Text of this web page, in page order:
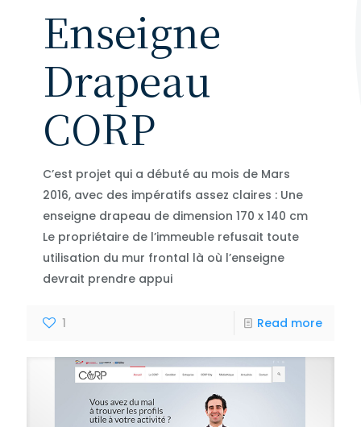
Enseigne
Drapeau
CORP
C’est projet qui a débuté au mois de Mars
2016, avec des impératifs assez claires : Une
enseigne drapeau de dimension 170 x 140 cm
Le propriétaire de l’immeuble refusait toute
utilisation du mur frontal là où l’enseigne
devrait prendre appui
1 Read more